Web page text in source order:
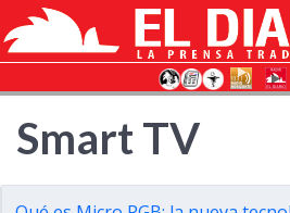
Smart TV